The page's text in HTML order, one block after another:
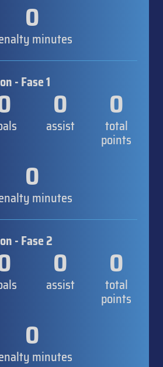
0
minutes
- Fase 1
0
assist
0
total
points
0
minutes
- Fase 2
0
assist
0
total
points
0
minutes